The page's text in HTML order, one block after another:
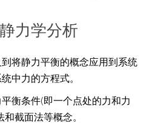
力学分析
将静力平衡的概念应用到系统
中力的方程式。
衡条件(即一个点处的力和力
截面法等概念。